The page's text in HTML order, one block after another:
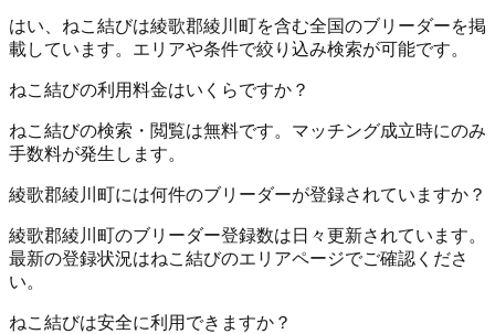
はい、ねこ結びは綾歌郡綾川町を含む全国のブリーダーを掲
載しています。エリアや条件で絞り込み検索が可能です。
ねこ結びの利用料金はいくらですか？
ねこ結びの検索・閲覧は無料です。マッチング成立時にのみ
手数料が発生します。
綾歌郡綾川町には何件のブリーダーが登録されていますか？
綾歌郡綾川町のブリーダー登録数は日々更新されています。
最新の登録状況はねこ結びのエリアページでご確認くださ
い。
ねこ結びは安全に利用できますか？